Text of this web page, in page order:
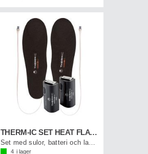
THERM-IC SET HEAT FLAT + C-PACK 1300
4 i lager